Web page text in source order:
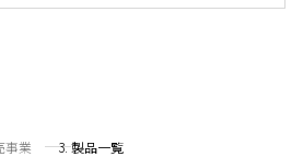
事業 製品一覧